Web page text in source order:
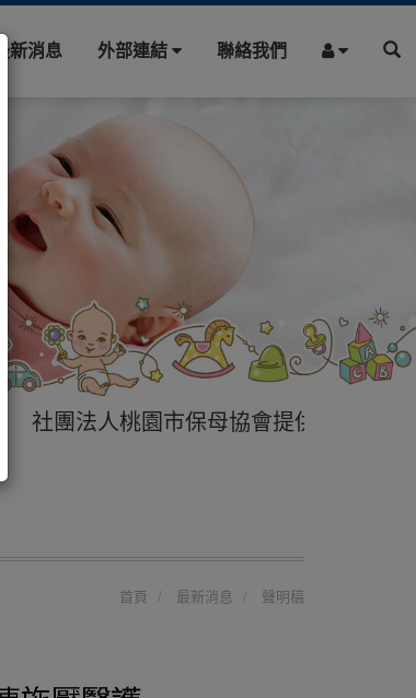
最新消息 外部連結 聯絡我們
社團法人桃園市保母協會提供您最專業的
首頁 最新消息 聲明稿